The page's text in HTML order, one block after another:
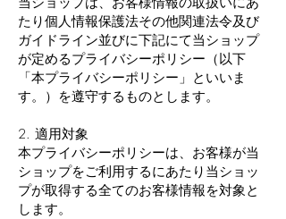
たり個人情報保護法その他関連法令及び
ガイドライン並びに下記にて当ショップ
が定めるプライバシーポリシー（以下
「本プライバシーポリシー」といいま
す。）を遵守するものとします。
2. 適用対象
本プライバシーポリシーは、お客様が当
ショップをご利用するにあたり当ショッ
プが取得する全てのお客様情報を対象と
します。